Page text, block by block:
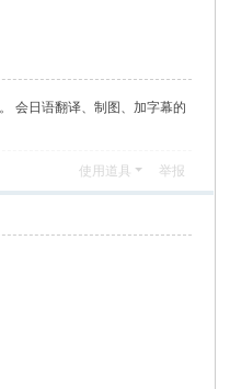
会日语翻译、制图、加字幕的
使用道具 举报